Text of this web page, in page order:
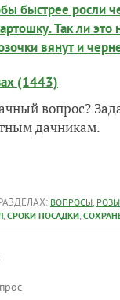
быстрее росли
Так ли
вянут и
(1443)
вопрос?
дачникам.
ВОПРОСЫ, РОЗЫ
, СРОКИ ПОСАДКИ,